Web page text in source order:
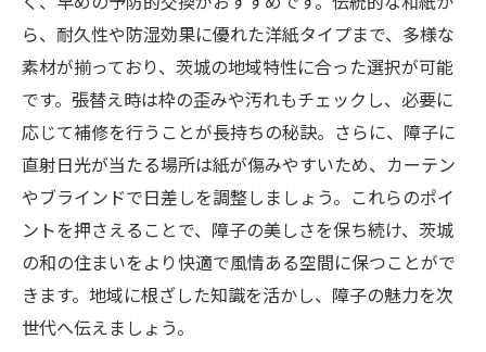
ら、耐久性や防湿効果に優れた洋紙タイプまで、多様な
素材が揃っており、茨城の地域特性に合った選択が可能
です。張替え時は枠の歪みや汚れもチェックし、必要に
応じて補修を行うことが長持ちの秘訣。さらに、障子に
直射日光が当たる場所は紙が傷みやすいため、カーテン
やブラインドで日差しを調整しましょう。これらのポイ
ントを押さえることで、障子の美しさを保ち続け、茨城
の和の住まいをより快適で風情ある空間に保つことがで
きます。地域に根ざした知識を活かし、障子の魅力を次
世代へ伝えましょう。